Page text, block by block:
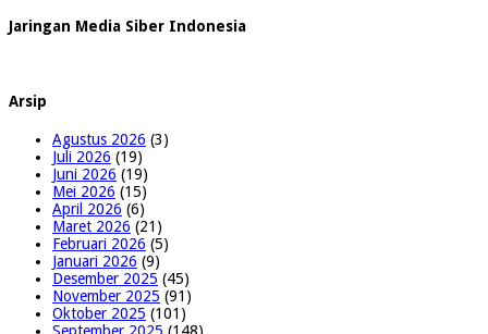
Jaringan Media Siber Indonesia
Arsip
Agustus 2026 (3)
Juli 2026 (19)
Juni 2026 (19)
Mei 2026 (15)
April 2026 (6)
Maret 2026 (21)
Februari 2026 (5)
Januari 2026 (9)
Desember 2025 (45)
November 2025 (91)
Oktober 2025 (101)
September 2025 (148)